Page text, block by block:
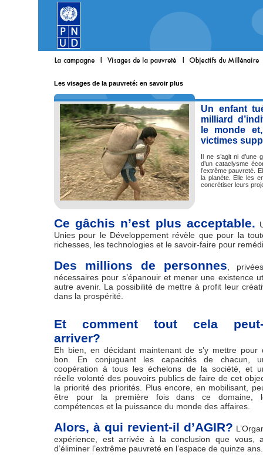
Les visages de la pauvreté: en savoir plus
Un enfant
milliard
le monde
victimes
Il ne s’agit ni d’une
d’un cataclysme
l’extrême pauvreté.
la planète. Elle les
concrétiser leurs
Ce gâchis n’est plus acceptable.
Unies pour le Développement révèle que pour la
richesses, les technologies et le savoir-faire pour
Des millions de personnes ,
nécessaires pour s’épanouir et mener une existence
autre avenir. La possibilité de mettre à profit leur
dans la prospérité.
Et comment tout cela
arriver?
Eh bien, en décidant maintenant de s’y mettre pour
bon. En conjuguant les capacités de chacun,
coopération à tous les échelons de la société, et
réelle volonté des pouvoirs publics de faire de cet
la priorité des priorités. Plus encore, en mobilisant,
être pour la première fois dans ce domaine,
compétences et la puissance du monde des affaires.
Alors, à qui revient-il d’AGIR?
expérience, est arrivée à la conclusion que vous,
d’éliminer l’extrême pauvreté en l’espace de quinze ans.